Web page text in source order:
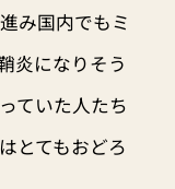
み国内でもミ
炎になりそう
ていた人たち
とてもおどろ